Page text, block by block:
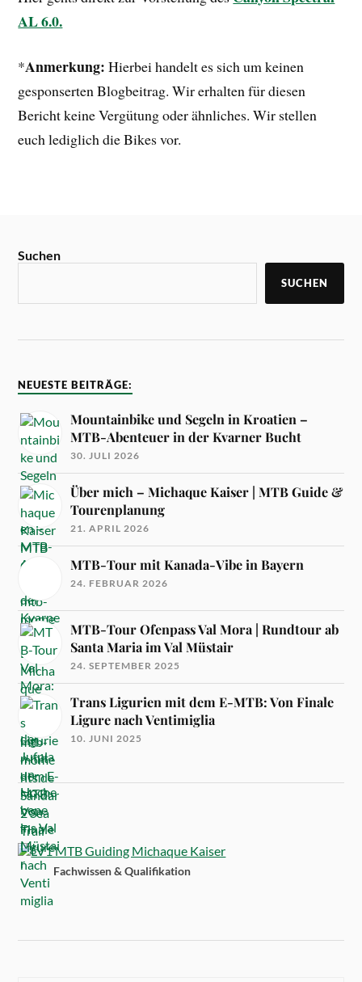
AL 6.0.
*Anmerkung: Hierbei handelt es sich um keinen
gesponserten Blogbeitrag. Wir erhalten für diesen
Bericht keine Vergütung oder ähnliches. Wir stellen
euch lediglich die Bikes vor.
Suchen
SUCHEN
NEUESTE BEITRÄGE:
Mountainbike und Segeln in Kroatien –
MTB-Abenteuer in der Kvarner Bucht
30. JULI 2026
Über mich – Michaque Kaiser | MTB Guide &
Tourenplanung
21. APRIL 2026
MTB-Tour mit Kanada-Vibe in Bayern
24. FEBRUAR 2026
MTB-Tour Ofenpass Val Mora | Rundtour ab
Santa Maria im Val Müstair
24. SEPTEMBER 2025
Trans Ligurien mit dem E-MTB: Von Finale
Ligure nach Ventimiglia
10. JUNI 2025
Fachwissen & Qualifikation